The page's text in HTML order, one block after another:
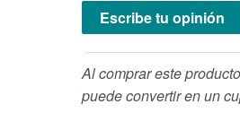
Escribe tu opinión
Al comprar este
puede convertir en un